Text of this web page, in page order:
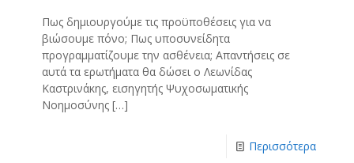
Πως δημιουργούμε τις προϋποθέσεις για να
βιώσουμε πόνο; Πως υποσυνείδητα
προγραμματίζουμε την ασθένεια; Απαντήσεις σε
αυτά τα ερωτήματα θα δώσει ο Λεωνίδας
Καστρινάκης, εισηγητής Ψυχοσωματικής
Νοημοσύνης […]
Περισσότερα